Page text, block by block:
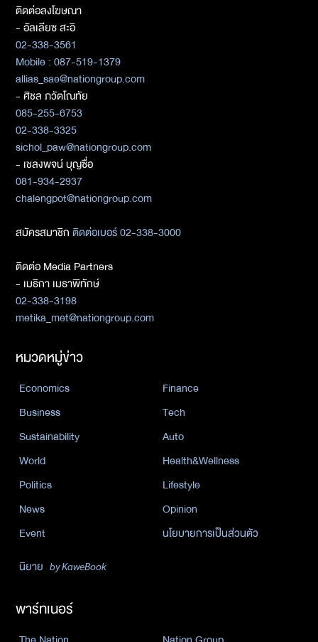
ติดต่อลงโฆษณา
- อัลเลียซ สะอิ
02-338-3561
Mobile : 087-519-1379
allias_sae@nationgroup.com
- ศิชล ภวัตโณทัย
085-255-6753
02-338-3325
sichol_paw@nationgroup.com
- เชลงพจน์ บุญซื่อ
081-934-2937
chalengpot@nationgroup.com
สมัครสมาชิกติดต่อเบอร์ 02-338-3000
ติดต่อ Media Partners
- เมธิกา เมธาพิทักษ์
02-338-3198
metika_met@nationgroup.com
หมวดหมู่ข่าว
Economics
Finance
Business
Tech
Sustainability
Auto
World
Health&Wellness
Politics
Lifestyle
News
Opinion
Event
นโยบายการเป็นส่วนตัว
นิยาย by KaweBook
พาร์ทเนอร์